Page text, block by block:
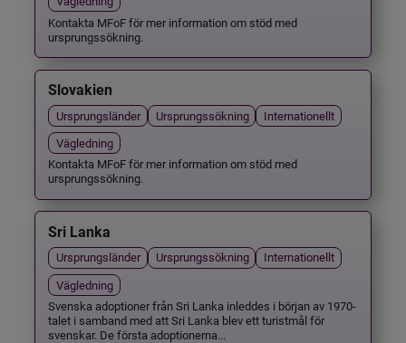
Kontakta MFoF för mer information om stöd med
ursprungssökning.
Slovakien
Ursprungsländer Ursprungssökning
Internationellt
Vägledning
Kontakta MFoF för mer information om stöd med
ursprungssökning.
Sri Lanka
Ursprungsländer Ursprungssökning
Internationellt
Vägledning
Svenska adoptioner från Sri Lanka inleddes i början av 1970-
talet i samband med att Sri Lanka blev ett turistmål för
svenskar. De första adoptionerna...